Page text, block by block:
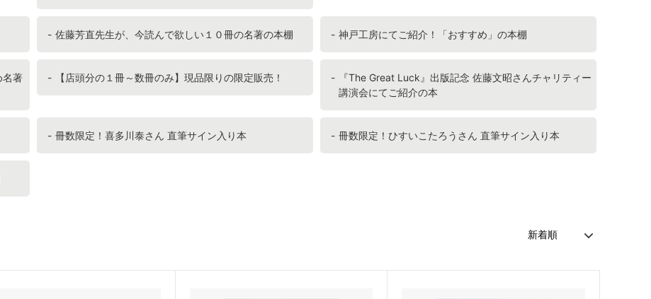
佐藤芳直先生が、今読んで欲しい１０冊の名著の本棚 神戸工房にてご紹介！「おすすめ」の本棚
名著
【店頭分の１冊～数冊のみ】現品限りの限定販売！
『The Great Luck』出版記念 佐藤文昭さんチャリティー
講演会にてご紹介の本
冊数限定！喜多川泰さん 直筆サイン入り本 冊数限定！ひすいこたろうさん 直筆サイン入り本